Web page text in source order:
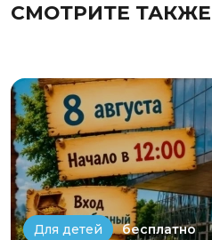
СМОТРИТЕ ТАКЖЕ
Для детей бесплатно